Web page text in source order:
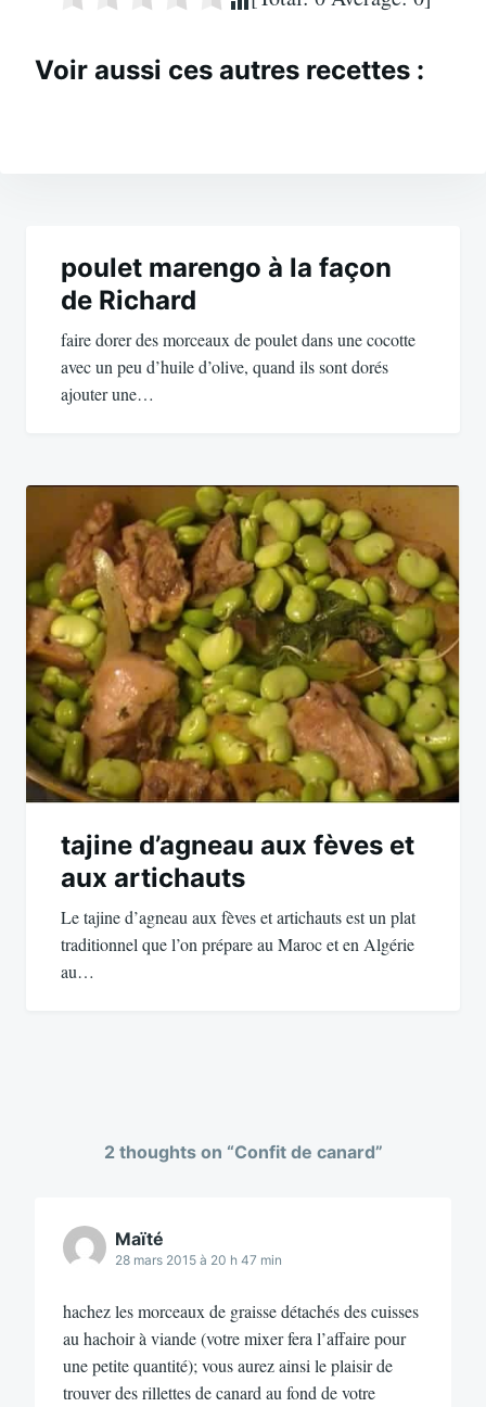
Voir aussi ces autres recettes :
l’article
poulet marengo à la façon
de Richard
faire dorer des morceaux de poulet dans une cocotte
avec un peu d’huile d’olive, quand ils sont dorés
ajouter une…
tajine d’agneau aux fèves et
aux artichauts
Le tajine d’agneau aux fèves et artichauts est un plat
traditionnel que l’on prépare au Maroc et en Algérie
au…
2 thoughts on “Confit de canard”
Maïté
28 mars 2015 à 20 h 47 min
hachez les morceaux de graisse détachés des cuisses
au hachoir à viande (votre mixer fera l’affaire pour
une petite quantité); vous aurez ainsi le plaisir de
trouver des rillettes de canard au fond de votre